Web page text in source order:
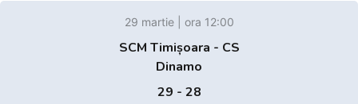
29 martie | ora 12:00
SCM Timișoara - CS
Dinamo
29 - 28